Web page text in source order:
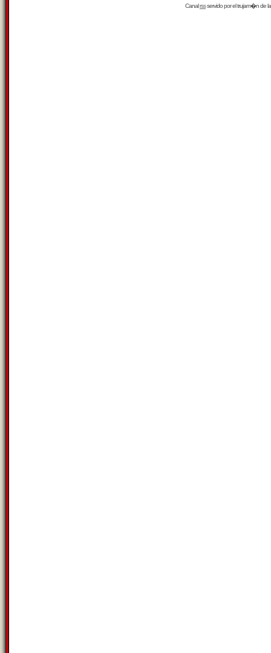
Canalrssservido por eltrujam�nde